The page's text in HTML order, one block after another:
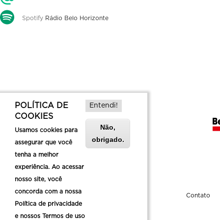
Spotify Rádio Belo Horizonte
Sobre a Belotur Contato
POLÍTICA DE
COOKIES
Usamos cookies para
assegurar que você
tenha a melhor
experiência. Ao acessar
nosso site, você
concorda com a nossa
Política de privacidade
e nossos Termos de uso
Entendi!
Não,
obrigado.